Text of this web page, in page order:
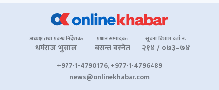
अध्यक्ष तथा प्रबन्ध निर्देशक:
धर्मराज भुसाल
प्रधान सम्पादक:
बसन्त बस्नेत
सूचना विभाग दर्ता नं.
२१४ / ०७३–७४
+977-1-4790176, +977-1-4796489
news@onlinekhabar.com